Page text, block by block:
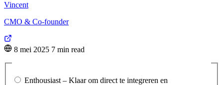
Vincent
CMO & Co-founder
8 mei 2025 7 min read
Enthousiast – Klaar om direct te integreren en